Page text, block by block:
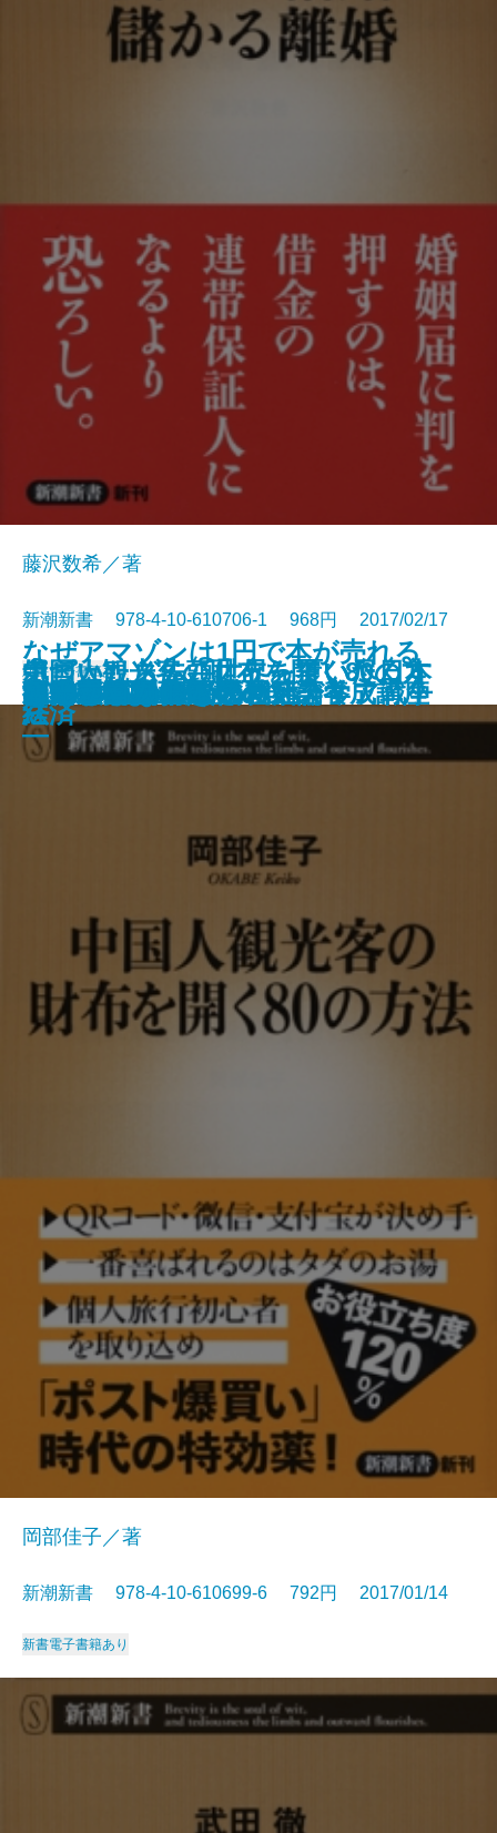
コスパ飯
ヤセないのは脳のせい
警察手帳
出世と肩書
ポピュリズム―世界を覆い尽くす
「魔物」の正体―
東京都の闇を暴く
国家の矛盾
フィリピンパブ嬢の社会学
文系のための理数センス養成講座
損する結婚 儲かる離婚
藤沢数希／著
新潮新書 978-4-10-610706-1 968円 2017/02/17
新書電子書籍あり
中国人観光客の財布を開く80の方
法
岡部佳子／著
新潮新書 978-4-10-610699-6 792円 2017/01/14
新書電子書籍あり
なぜアマゾンは1円で本が売れる
のか―ネット時代のメディア戦争
―
キレイゴトぬきの就活論
ADHDでよかった
ザ・殺し文句
お寺さん崩壊
気づいたら先頭に立っていた日本
経済
薬物とセックス
とらわれない
観光立国の正体